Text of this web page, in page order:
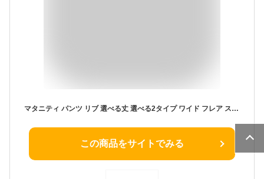
マタニティ パンツ リブ 選べる丈 選べる2タイプ ワイド フレア スリット 産前産後兼用 フレアパンツ ワイドパンツ 秋冬 ボトム セミフレア レギンス ボトムス ヨガパンツ ルームウェア ルーム ルームウエア 部屋着 アジャスター リブパンツ 臨月 春夏 夏 Pearls パールズ
この商品をサイトでみる